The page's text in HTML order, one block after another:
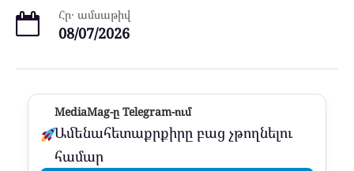
Հր․ ամսաթիվ
08/07/2026
MediaMag-ը Telegram-ում
Ամենահետաքրքիրը բաց չթողնելու
համար